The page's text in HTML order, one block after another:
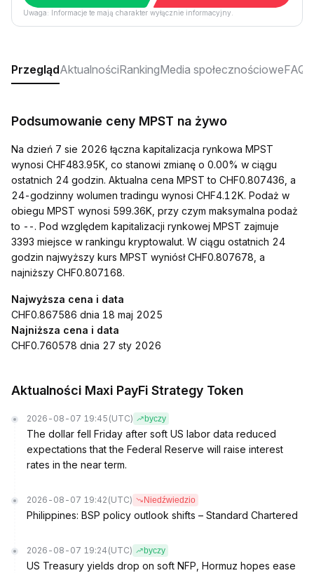
Uwaga: Informacje te mają charakter wyłącznie informacyjny.
PrzeglądAktualnościRankingMedia społecznościoweFAQ
Podsumowanie ceny MPST na żywo
Na dzień 7 sie 2026 łączna kapitalizacja rynkowa MPST
wynosi CHF483.95K, co stanowi zmianę o 0.00% w ciągu
ostatnich 24 godzin. Aktualna cena MPST to CHF0.807436, a
24-godzinny wolumen tradingu wynosi CHF4.12K. Podaż w
obiegu MPST wynosi 599.36K, przy czym maksymalna podaż
to --. Pod względem kapitalizacji rynkowej MPST zajmuje
3393 miejsce w rankingu kryptowalut. W ciągu ostatnich 24
godzin najwyższy kurs MPST wyniósł CHF0.807678, a
najniższy CHF0.807168.
Najwyższa cena i data
CHF0.867586 dnia 18 maj 2025
Najniższa cena i data
CHF0.760578 dnia 27 sty 2026
Aktualności Maxi PayFi Strategy Token
2026-08-07 19:45 (UTC) byczy
The dollar fell Friday after soft US labor data reduced
expectations that the Federal Reserve will raise interest
rates in the near term.
2026-08-07 19:42 (UTC) Niedźwiedzio
Philippines: BSP policy outlook shifts – Standard Chartered
2026-08-07 19:24 (UTC) byczy
US Treasury yields drop on soft NFP, Hormuz hopes ease